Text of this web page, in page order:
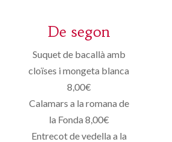
De segon
Suquet de bacallà amb
cloïses i mongeta blanca
8,00€
Calamars a la romana de
la Fonda 8,00€
Entrecot de vedella a la